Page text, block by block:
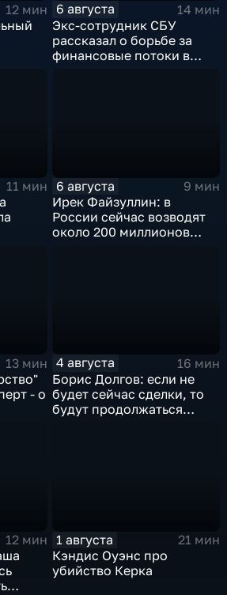
12 мин
6 августа
14 мин
Экс-сотрудник СБУ
рассказал о борьбе за
финансовые потоки в
11 мин
6 августа
9 мин
Ирек Файзуллин: в
России сейчас возводят
около 200 миллионов
13 мин
- о
4 августа
16 мин
Борис Долгов: если не
будет сейчас сделки, то
будут продолжаться
12 мин
1 августа
21 мин
Кэндис Оуэнс про
убийство Керка